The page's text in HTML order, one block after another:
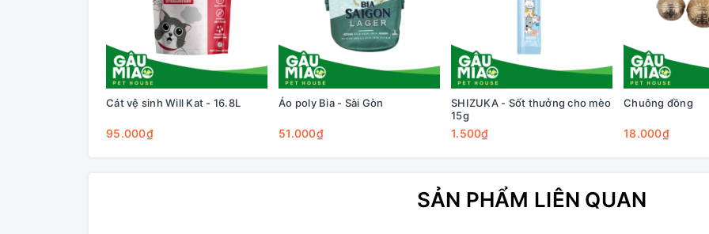
Cát vệ sinh Will Kat - 16.8L
95.000₫
Áo poly Bia - Sài Gòn
51.000₫
SHIZUKA - Sốt thưởng cho mèo
15g
1.500₫
Chuông đồng
18.000₫
SẢN PHẨM LIÊN QUAN